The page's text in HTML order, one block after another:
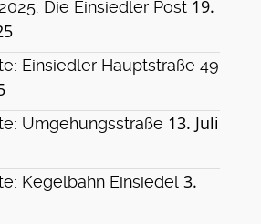
Die Einsiedler Post 19.
Einsiedler Hauptstraße 49
Umgehungsstraße 13. Juli
Kegelbahn Einsiedel 3.